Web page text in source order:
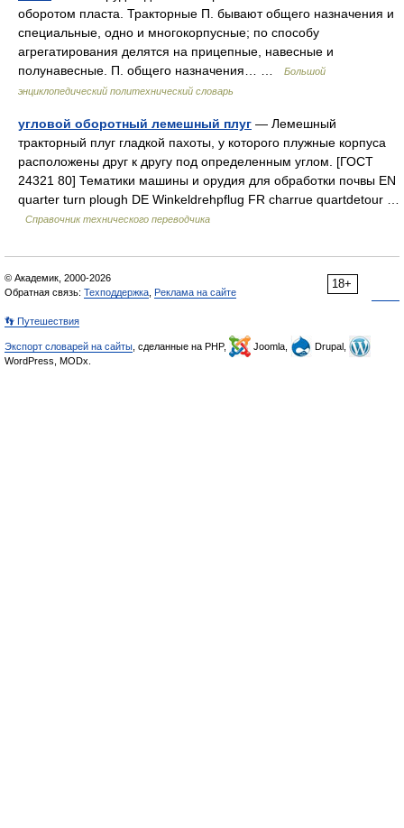
оборотом пласта. Тракторные П. бывают общего назначения и
специальные, одно и многокорпусные; по способу
агрегатирования делятся на прицепные, навесные и
полунавесные. П. общего назначения… …
Большой
энциклопедический политехнический словарь
угловой оборотный лемешный плуг — Лемешный
тракторный плуг гладкой пахоты, у которого плужные корпуса
расположены друг к другу под определенным углом. [ГОСТ
24321 80] Тематики машины и орудия для обработки почвы EN
quarter turn plough DE Winkeldrehpflug FR charrue quartdetour …
Справочник технического переводчика
18+
© Академик, 2000-2026
Обратная связь: Техподдержка Реклама на сайте
👣 Путешествия
Экспорт словарей на сайты , сделанные на PHP, Joomla,
Drupal,
WordPress, MODx.